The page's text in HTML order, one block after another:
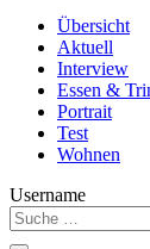
Übersicht
Aktuell
Interview
Essen &
Portrait
Test
Wohnen
Username